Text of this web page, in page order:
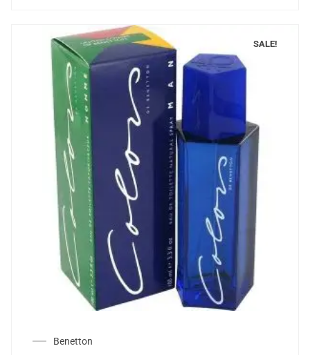
SALE!
Benetton